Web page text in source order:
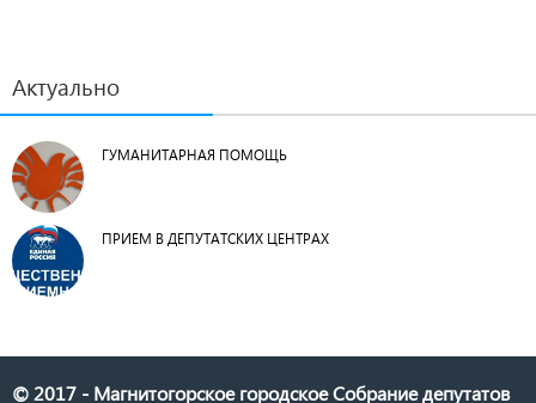
Актуально
ГУМАНИТАРНАЯ ПОМОЩЬ
ПРИЕМ В ДЕПУТАТСКИХ ЦЕНТРАХ
© 2017 - Магнитогорское городское Собрание депутатов